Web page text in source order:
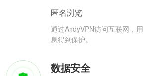
匿名浏览
通过AndyVPN访问互联网，
息得到保护。
数据安全